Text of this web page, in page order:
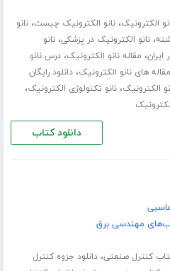
الکترونیک،نانو الکترونیک چیست،نانو
،نانو الکترونیک در پزشکی،نانو
ایران، مقاله نانو الکترونیک،درس نانو
مقاله های نانو الکترونیک،دانلود رایگان
الکترونیک،نانو تکنولوژی الکترونیک،
دانلود کتاب
مهندسی برق
کنترل صنعتی،دانلود جزوه کنترل